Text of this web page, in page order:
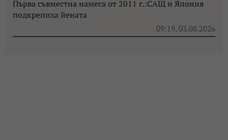
Първа съвместна намеса от 2011 г.:САЩ и Япония
подкрепиха йената
09:19, 03.08.2026